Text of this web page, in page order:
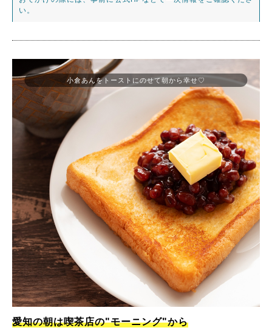
い。
小倉あんをトーストにのせて朝から幸せ♡
愛知の朝は喫茶店の"モーニング"から